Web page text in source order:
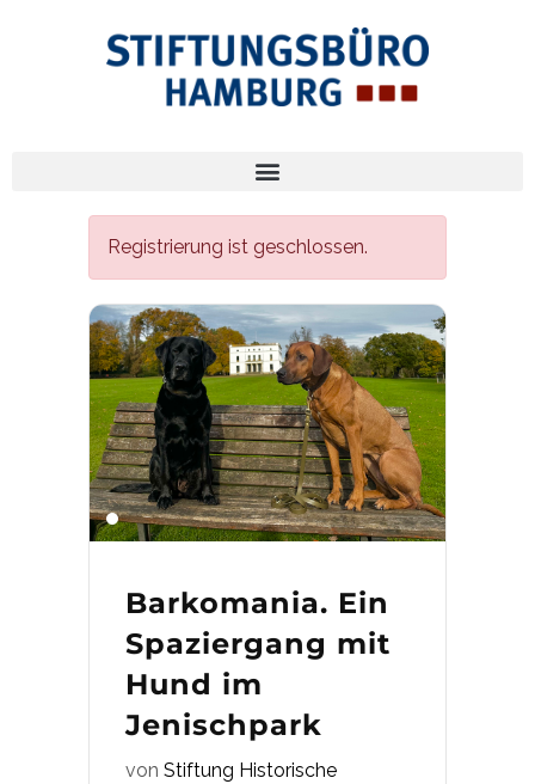
Registrierung ist geschlossen.
Barkomania. Ein
Spaziergang mit
Hund im
Jenischpark
von Stiftung Historische